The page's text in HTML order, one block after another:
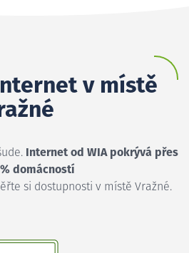
v místě
Internet od WIA pokrývá přes
domácností
si dostupnosti v místě Vražné.